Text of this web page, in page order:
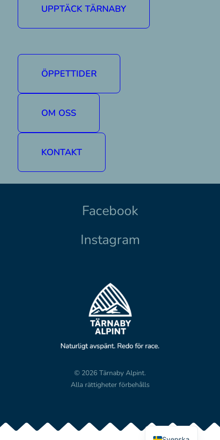
UPPTÄCK TÄRNABY
ÖPPETTIDER
OM OSS
KONTAKT
Köp liftkort
Boka boende
Hitta hit
Facebook
Instagram
© 2026 Tärnaby Alpint.
Alla rättigheter förbehålls